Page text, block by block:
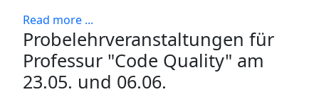
Read more ...
Probelehrveranstaltungen für
Professur "Code Quality" am
23.05. und 06.06.